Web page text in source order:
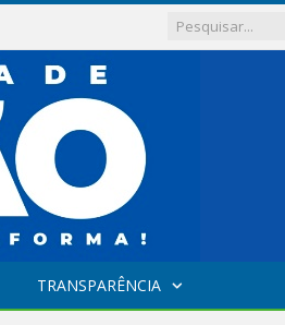
TRANSPARÊNCIA